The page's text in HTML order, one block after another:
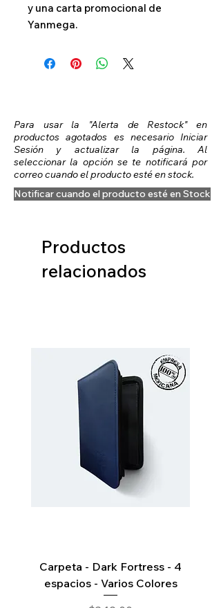
y una carta promocional de
Yanmega.
Para usar la "Alerta de Restock" en
productos agotados es necesario Iniciar
Sesión y actualizar la página. Al
seleccionar la opción se te notificará por
correo cuando el producto esté en stock.
Notificar cuando el producto esté en Stock
Productos
relacionados
Carpeta - Dark Fortress - 4
espacios - Varios Colores